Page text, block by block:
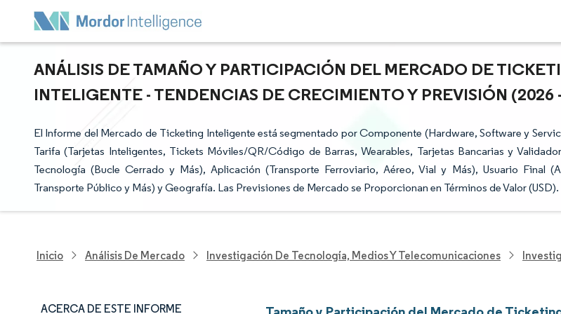
ANÁLISIS DE TAMAÑO Y PARTICIPACIÓN DEL MERCADO DE
INTELIGENTE - TENDENCIAS DE CRECIMIENTO Y PREVISIÓN (2026
El Informe del Mercado de Ticketing Inteligente está segmentado por Componente (Hardware, Software y
Tarifa (Tarjetas Inteligentes, Tickets Móviles/QR/Código de Barras, Wearables, Tarjetas Bancarias y
Tecnología (Bucle Cerrado y Más), Aplicación (Transporte Ferroviario, Aéreo, Vial y Más), Usuario Final
Transporte Público y Más) y Geografía. Las Previsiones de Mercado se Proporcionan en Términos de Valor (USD).
Inicio Análisis De Mercado Investigación De Tecnología, Medios Y Telecomunicaciones
ACERCA DE ESTE INFORME